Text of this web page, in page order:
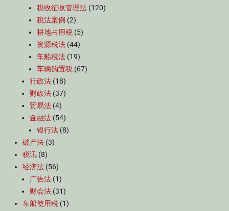
税收征收管理法 (120)
税法案例 (2)
耕地占用税 (5)
资源税法 (44)
车船税法 (19)
车辆购置税 (67)
行政法 (18)
财政法 (37)
贸易法 (4)
金融法 (54)
银行法 (8)
破产法 (3)
税讯 (8)
经济法 (56)
广告法 (1)
财会法 (31)
车船使用税 (1)